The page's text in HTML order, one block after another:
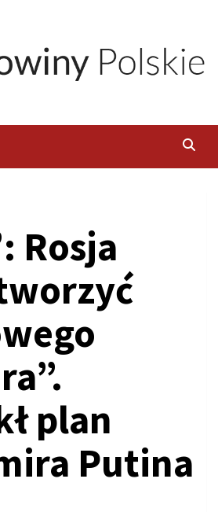
Rosja
plan
Putina